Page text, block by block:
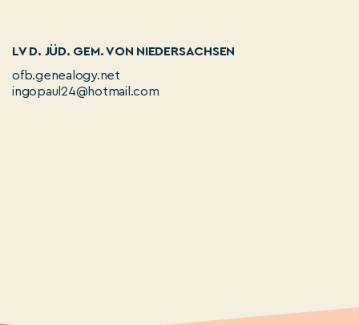
LV D. JÜD. GEM. VON NIEDERSACHSEN
ofb.genealogy.net
ingopaul24@hotmail.com